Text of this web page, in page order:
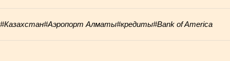
#Казахстан#Аэропорт Алматы#кредиты#Bank of America